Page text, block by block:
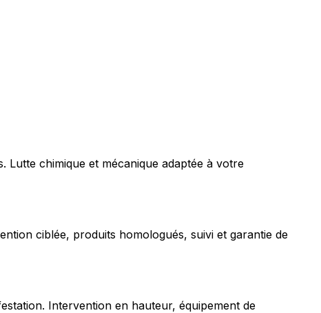
chimique et mécanique adaptée à votre
ciblée, produits homologués, suivi et garantie de
Intervention en hauteur, équipement de